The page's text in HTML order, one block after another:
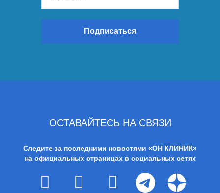
Подписаться
ОСТАВАЙТЕСЬ НА СВЯЗИ
Следите за последними новостями «ОН КЛИНИК»
на официальных страницах в социальных сетях